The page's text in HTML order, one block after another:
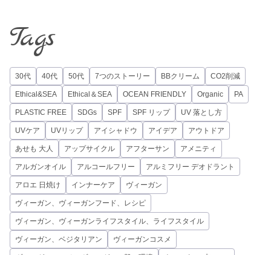
Tags
30代 40代 50代 7つのストーリー BBクリーム CO2削減
Ethical&SEA Ethical＆SEA OCEAN FRIENDLY Organic PA
PLASTIC FREE SDGs SPF SPF リップ UV 落とし方
UVケア UVリップ アイシャドウ アイデア アウトドア
あせも 大人 アップサイクル アフターサン アメニティ
アルガンオイル アルコールフリー アルミフリー デオドラント
アロエ 日焼け インナーケア ヴィーガン
ヴィーガン、ヴィーガンフード、レシピ
ヴィーガン、ヴィーガンライフスタイル、ライフスタイル
ヴィーガン、ベジタリアン ヴィーガンコスメ